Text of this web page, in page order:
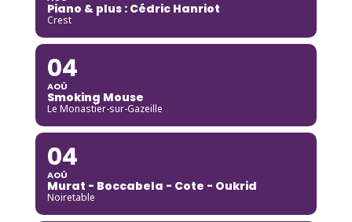
Piano & plus : Cédric Hanriot
Crest
04
AOÛ
Smoking Mouse
Le Monastier-sur-Gazeille
04
AOÛ
Murat - Boccabela - Cote - Oukrid
Noiretable